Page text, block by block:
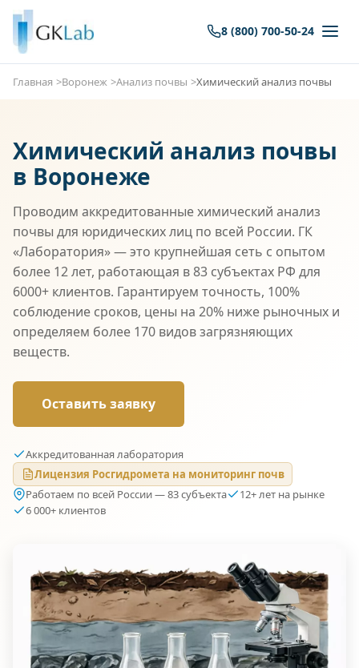
8 (800) 700-50-24
Главная Воронеж Анализ почвы Химический анализ почвы
Химический анализ почвы
в Воронеже
Проводим аккредитованные химический анализ
почвы для юридических лиц по всей России. ГК
«Лаборатория» — это крупнейшая сеть с опытом
более 12 лет, работающая в 83 субъектах РФ для
6000+ клиентов. Гарантируем точность, 100%
соблюдение сроков, цены на 20% ниже рыночных и
определяем более 170 видов загрязняющих
веществ.
Оставить заявку
Аккредитованная лаборатория
Лицензия Росгидромета на мониторинг почв
Работаем по всей России — 83 субъекта
12+ лет на рынке
6 000+ клиентов